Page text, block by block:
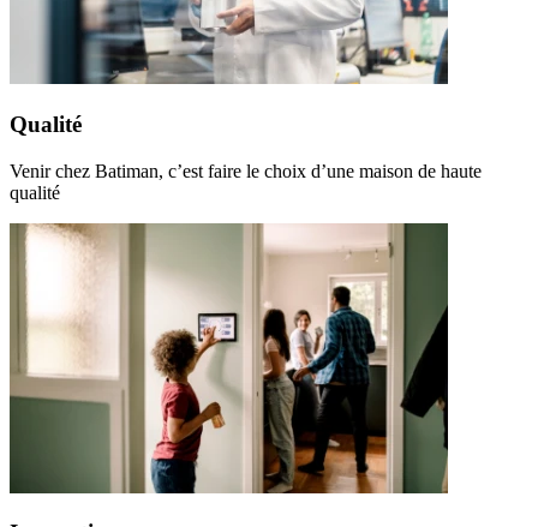
Qualité
Venir chez Batiman, c’est faire le choix d’une maison de haute
qualité